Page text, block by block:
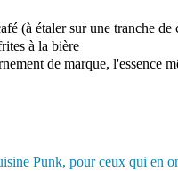
(à étaler sur une tranche de
à la bière
de marque, l'essence